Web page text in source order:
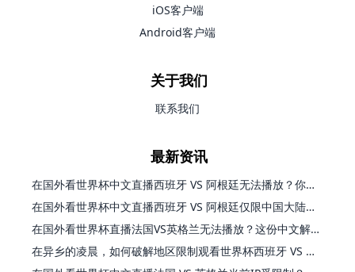
iOS客户端
Android客户端
关于我们
联系我们
最新资讯
在国外看世界杯中文直播西班牙 VS 阿根廷无法播放？你的解药在这里
在国外看世界杯中文直播西班牙 VS 阿根廷仅限中国大陆？别急，终极解决方案在这里
在国外看世界杯直播法国VS英格兰无法播放？这份中文解说观赛指南帮你解决
在异乡的凌晨，如何破解地区限制观看世界杯西班牙 VS 阿根廷？